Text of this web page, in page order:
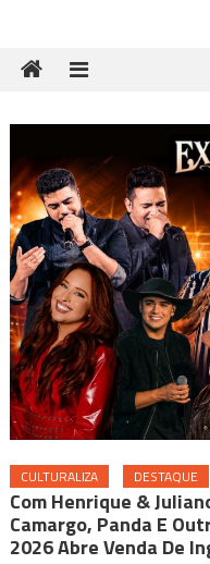
CULTURALIZA DESTAQUE
Com Henrique &
Camargo, Panda E
2026 Abre Venda De